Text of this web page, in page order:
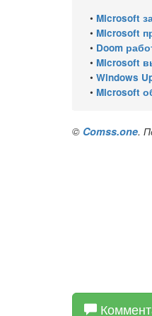
• Microsoft
• Microsoft
• Doom
• Microsoft
• Windows
• Microsoft
© Comss.one.